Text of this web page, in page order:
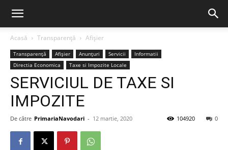
Acasă Transparență Afișier
Transparență Afișier Anunțuri Servicii
Informatii
Directia Economica
Taxe si Impozite Locale
SERVICIUL DE TAXE SI
IMPOZITE
De către PrimariaNavodari - 12 martie, 2020 0
104920